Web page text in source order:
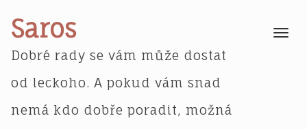
content
Saros
Dobré rady se vám může dostat
od leckoho. A pokud vám snad
nemá kdo dobře poradit, možná
Toggle